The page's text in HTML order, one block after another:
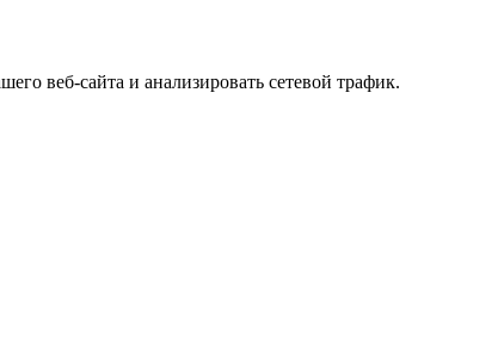
веб-сайта и анализировать сетевой трафик.